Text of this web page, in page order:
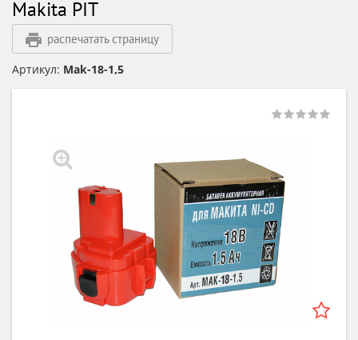
Makita PIT
распечатать страницу
Артикул: Mak-18-1,5